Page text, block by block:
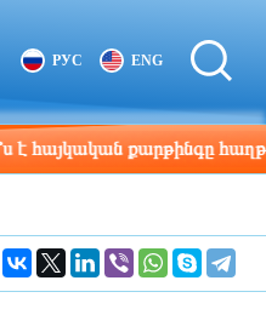
РУС ENG
հաղթահարում